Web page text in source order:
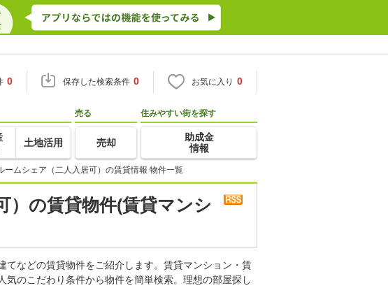
0 保存した検索条件 0 お気に入り 0
土地活用
売る
売却
住みやすい街を探す
助成金
情報
ームシェア（二人入居可）の賃貸情報 物件一覧
）の賃貸物件(賃貸マンシ
などの賃貸物件をご紹介します。賃貸マンション・賃
のこだわり条件から物件を簡単検索。理想の部屋探し